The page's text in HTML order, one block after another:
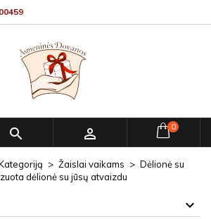
  0
Žaislai vaikams
Dėlionė su
dėlionė su jūsų atvaizdu